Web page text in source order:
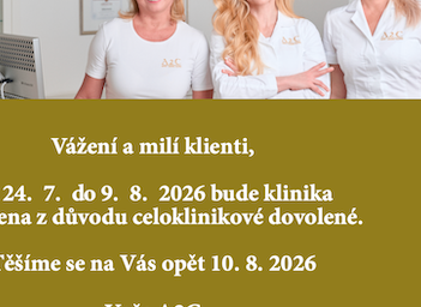
PREVENCE PRO
MUŽE A ŽENY